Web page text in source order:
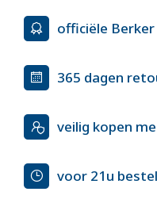
officiële
365 dagen
veilig kopen
voor 21u